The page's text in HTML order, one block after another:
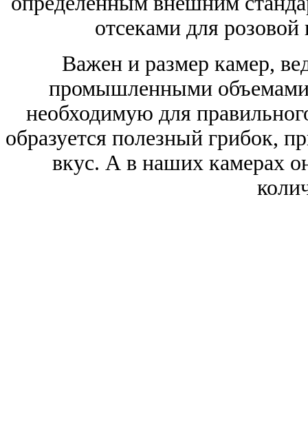
отсеками для розовой
Важен и размер камер,
промышленными объемами,
необходимую для
образуется полезный грибок,
вкус. А в наших камерах